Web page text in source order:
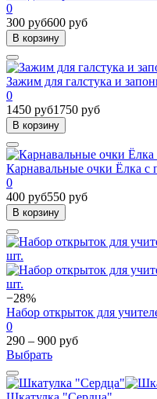
0
300 руб600 руб
В корзину
Зажим для галстука и
0
1450 руб1750 руб
В корзину
Карнавальные очки Ёлка с
0
400 руб550 руб
В корзину
−28%
Набор открыток для
0
290 – 900 руб
Выбрать